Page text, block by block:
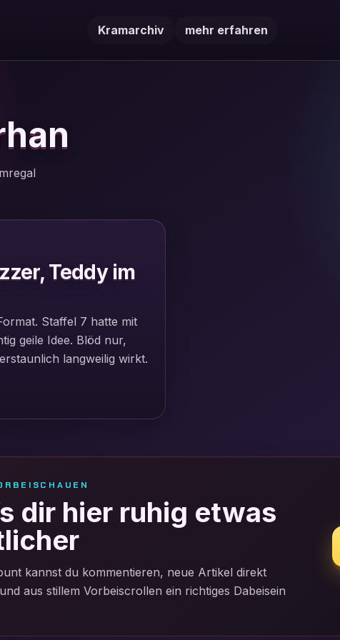
Kramarchiv mehr erfahren
Teddy im
Staffel 7 hatte mit
geile Idee. Blöd nur,
langweilig wirkt.
dir hier ruhig etwas
kannst du kommentieren, neue Artikel direkt
aus stillem Vorbeiscrollen ein richtiges Dabeisein